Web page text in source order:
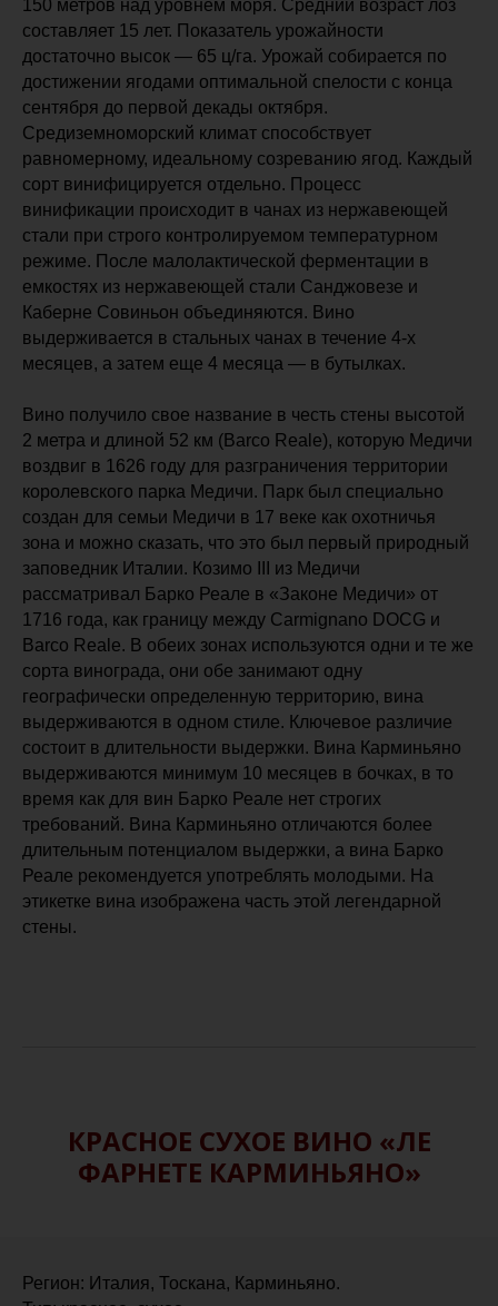
150 метров над уровнем моря. Средний возраст лоз
составляет 15 лет. Показатель урожайности
достаточно высок — 65 ц/га. Урожай собирается по
достижении ягодами оптимальной спелости с конца
сентября до первой декады октября.
Средиземноморский климат способствует
равномерному, идеальному созреванию ягод. Каждый
сорт винифицируется отдельно. Процесс
винификации происходит в чанах из нержавеющей
стали при строго контролируемом температурном
режиме. После малолактической ферментации в
емкостях из нержавеющей стали Санджовезе и
Каберне Совиньон объединяются. Вино
выдерживается в стальных чанах в течение 4-х
месяцев, а затем еще 4 месяца — в бутылках.
Вино получило свое название в честь стены высотой
2 метра и длиной 52 км (Barco Reale), которую Медичи
воздвиг в 1626 году для разграничения территории
королевского парка Медичи. Парк был специально
создан для семьи Медичи в 17 веке как охотничья
зона и можно сказать, что это был первый природный
заповедник Италии. Козимо III из Медичи
рассматривал Барко Реале в «Законе Медичи» от
1716 года, как границу между Carmignano DOCG и
Barco Reale. В обеих зонах используются одни и те же
сорта винограда, они обе занимают одну
географически определенную территорию, вина
выдерживаются в одном стиле. Ключевое различие
состоит в длительности выдержки. Вина Карминьяно
выдерживаются минимум 10 месяцев в бочках, в то
время как для вин Барко Реале нет строгих
требований. Вина Карминьяно отличаются более
длительным потенциалом выдержки, а вина Барко
Реале рекомендуется употреблять молодыми. На
этикетке вина изображена часть этой легендарной
стены.
КРАСНОЕ СУХОЕ ВИНО «ЛЕ
ФАРНЕТЕ КАРМИНЬЯНО»
Регион: Италия, Тоскана, Карминьяно.